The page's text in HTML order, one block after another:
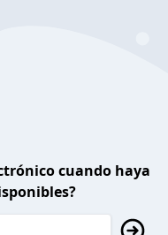
cuando haya